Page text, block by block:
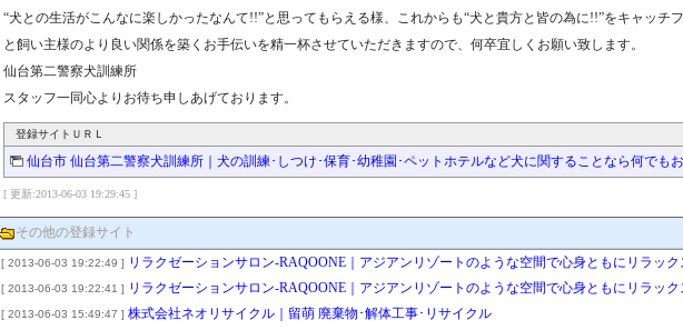
“犬との生活がこんなに楽しかったなんて!!”と思ってもらえる様、これからも“犬と貴方と皆の為に!!”をキャッチ
と飼い主様のより良い関係を築くお手伝いを精一杯させていただきますので、何卒宜しくお願い致します。
仙台第二警察犬訓練所
スタッフ一同心よりお待ち申しあげております。
登録サイトＵＲＬ
仙台市 仙台第二警察犬訓練所｜犬の訓練･しつけ･保育･幼稚園･ペットホテルなど犬に関することなら何でもお
[ 更新:2013-06-03 19:29:45 ]
その他の登録サイト
[ 2013-06-03 19:22:49 ] リラクゼーションサロン-RAQOONE｜アジアンリゾートのような空間で心身ともにリラッ
ンサイト）
[ 2013-06-03 19:22:41 ] リラクゼーションサロン-RAQOONE｜アジアンリゾートのような空間で心身ともにリラック
[ 2013-06-03 15:49:47 ] 株式会社ネオリサイクル｜留萌 廃棄物･解体工事･リサイクル